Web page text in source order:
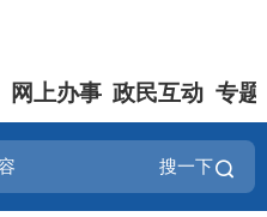
网上办事 政民互动 专题
搜一下